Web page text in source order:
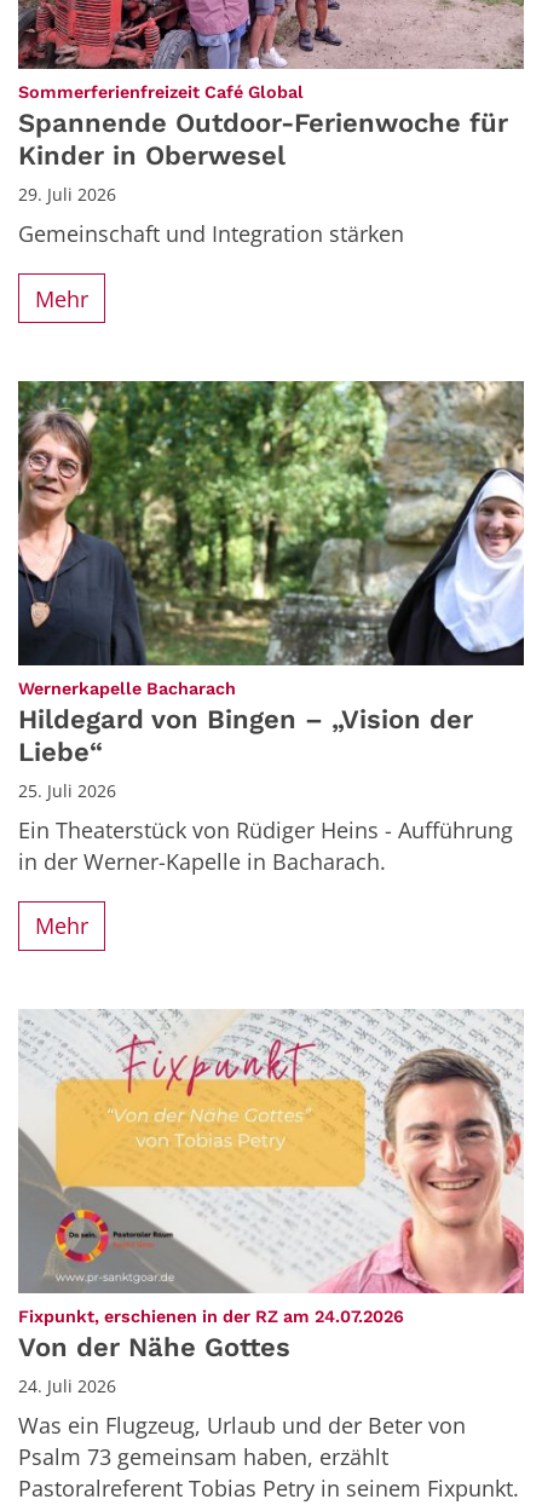
Sommerferienfreizeit Café Global
Spannende Outdoor-Ferienwoche für
Kinder in Oberwesel
29. Juli 2026
Gemeinschaft und Integration stärken
Mehr
Wernerkapelle Bacharach
Hildegard von Bingen – „Vision der
Liebe“
25. Juli 2026
Ein Theaterstück von Rüdiger Heins - Aufführung
in der Werner-Kapelle in Bacharach.
Mehr
Fixpunkt, erschienen in der RZ am 24.07.2026
Von der Nähe Gottes
24. Juli 2026
Was ein Flugzeug, Urlaub und der Beter von
Psalm 73 gemeinsam haben, erzählt
Pastoralreferent Tobias Petry in seinem Fixpunkt.